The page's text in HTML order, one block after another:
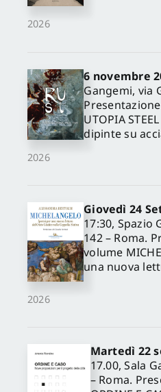
2026
2026
6 novembre
Gangemi, via
Presentazione
UTOPIA
dipinte su
2026
Giovedì 24
17:30, Spazio
142 – Roma.
volume
una nuova
Martedì 22
17.00, Sala
– Roma.